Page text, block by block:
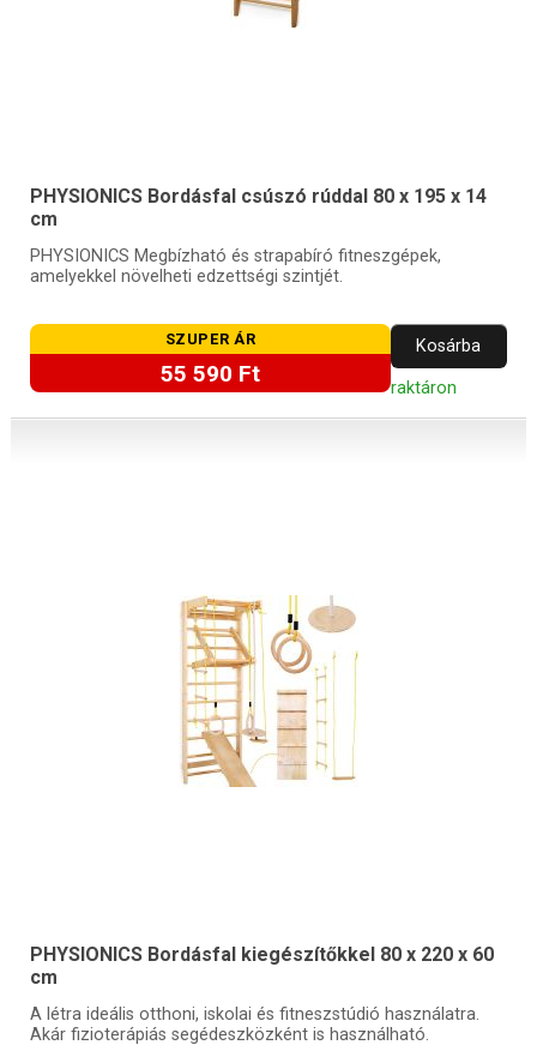
PHYSIONICS Bordásfal csúszó rúddal 80 x 195 x 14
cm
PHYSIONICS Megbízható és strapabíró fitneszgépek,
amelyekkel növelheti edzettségi szintjét.
SZUPER ÁR
55 590 Ft
Kosárba
raktáron
PHYSIONICS Bordásfal kiegészítőkkel 80 x 220 x 60
cm
A létra ideális otthoni, iskolai és fitneszstúdió használatra.
Akár fizioterápiás segédeszközként is használható.